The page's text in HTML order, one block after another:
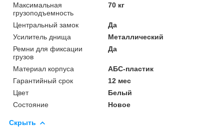
Максимальная
грузоподъемность
70 кг
Центральный замок
Да
Усилитель днища
Металлический
Ремни для фиксации
грузов
Да
Материал корпуса
АБС-пластик
Гарантийный срок
12 мес
Цвет
Белый
Состояние
Новое
Скрыть